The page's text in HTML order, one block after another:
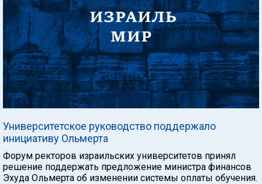
Университетское руководство поддержало
инициативу Ольмерта
Форум ректоров израильских университетов принял
решение поддержать предложение министра финансов
Эхуда Ольмерта об изменении системы оплаты обучения.